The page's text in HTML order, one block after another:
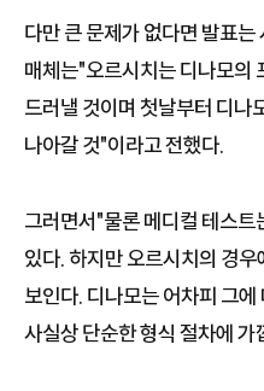
다만 큰 문제가 없다면 발표는
매체는"오르시치는 디나모의
드러낼 것이며 첫날부터 디나
나아갈 것"이라고 전했다.
그러면서"물론 메디컬 테스트
있다. 하지만 오르시치의 경
보인다. 디나모는 어차피 그
사실상 단순한 형식 절차에 가